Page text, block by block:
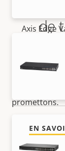
Axis Edge
Général
de la
Focus à
Éclairage
5
de
Notre
propriété
coûts. En
caractères,
promettons.
EN